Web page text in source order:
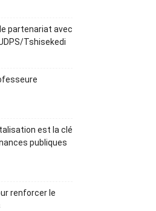
partenariat avec
Tshisekedi
est la clé
publiques
renforcer le